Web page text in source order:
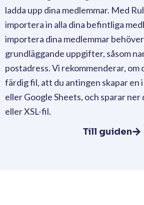
ladda upp dina medlemmar. Med
importera in alla dina befintliga
importera dina medlemmar
grundläggande uppgifter, såsom
postadress. Vi rekommenderar, om
färdig fil, att du antingen skapar en
eller Google Sheets, och sparar ner
eller XSL-fil.
Till guiden